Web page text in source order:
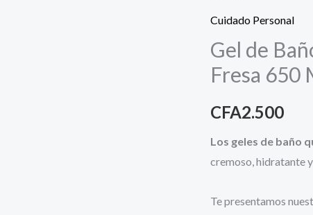
Cuidado Personal
Gel de
Fresa 650
CFA2.500
Los geles de baño
cremoso, hidratante
Te presentamos
Baño
Negro
Besitos
Fresa
650
ML